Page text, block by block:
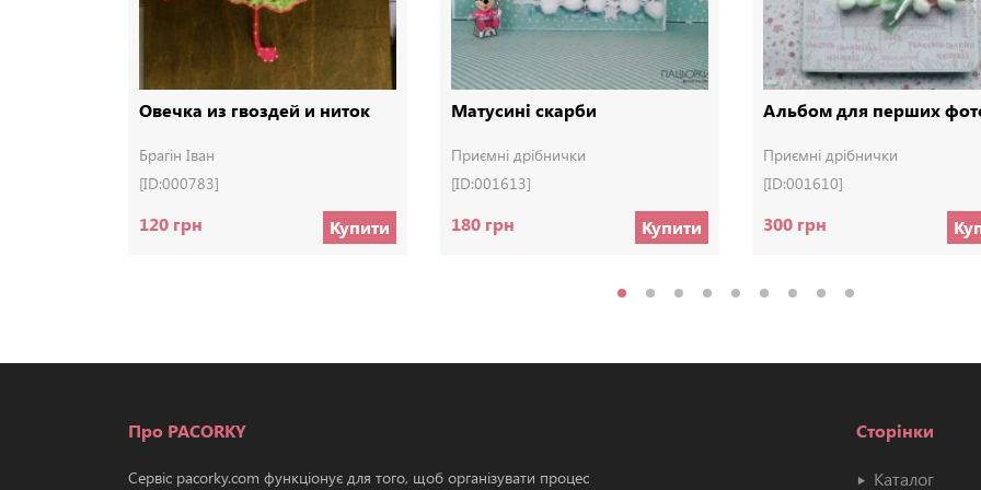
Овечка из гвоздей и ниток
Брагін Іван
[ID:000783]
120 грн Купити
Матусині скарби
Приємні дрібнички
[ID:001613]
180 грн Купити
Альбом для перших
Приємні дрібнички
[ID:001610]
300 грн
Про PACORKY
Сервіс pacorky.com функціонує для того, щоб організувати процес
Сторінки
Каталог